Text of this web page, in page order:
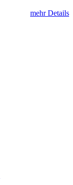
mehr Details